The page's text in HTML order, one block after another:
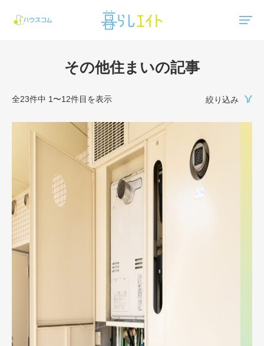
その他住まいの記事
全23件中 1〜12件目を表示 絞り込み